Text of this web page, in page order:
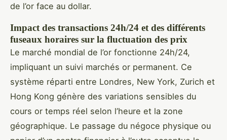
de l’or face au dollar.
Impact des transactions 24h/24 et des différents
fuseaux horaires sur la fluctuation des prix
Le marché mondial de l’or fonctionne 24h/24,
impliquant un suivi marchés or permanent. Ce
système réparti entre Londres, New York, Zurich et
Hong Kong génère des variations sensibles du
cours or temps réel selon l’heure et la zone
géographique. Le passage du négoce physique ou